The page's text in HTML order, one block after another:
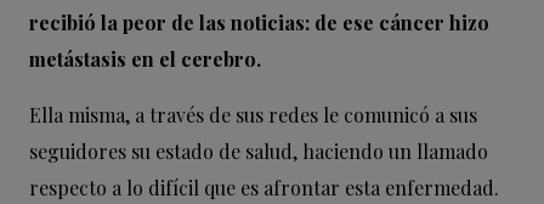
recibió la peor de las noticias: de ese cáncer hizo
metástasis en el cerebro.
Ella misma, a través de sus redes le comunicó a sus
seguidores su estado de salud, haciendo un llamado
respecto a lo difícil que es afrontar esta enfermedad.